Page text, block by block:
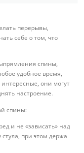
перерывы,
себе о том, что
спины,
удобное время,
они могут
настроение.
спины:
и не «зависать» над
стула, при этом держа